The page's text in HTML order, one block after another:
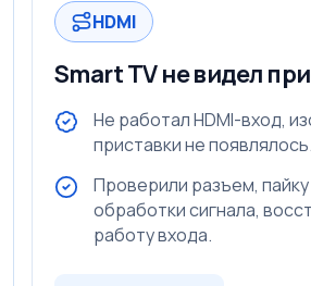
HDMI
Smart TV не видел
Не работал HDMI-вход,
приставки не появлялось.
Проверили разъем, пайку
обработки сигнала,
работу входа.